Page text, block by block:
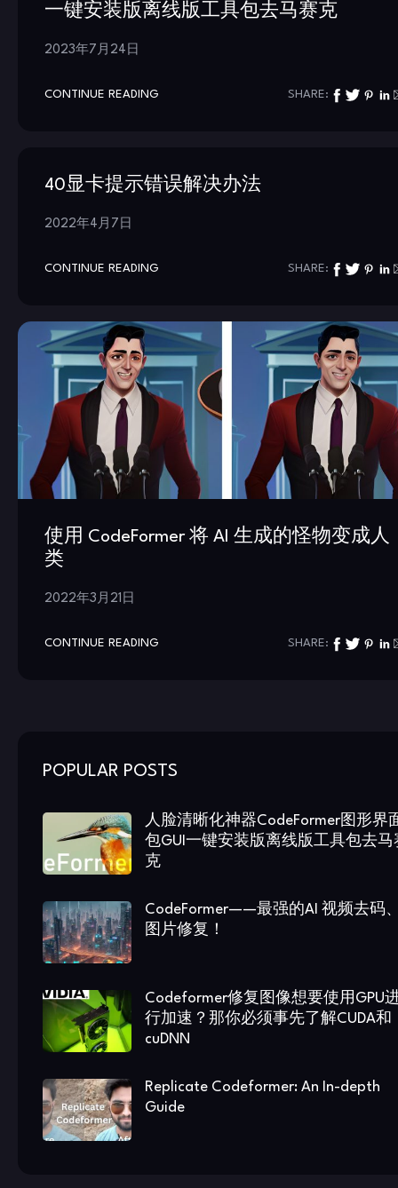
一键安装版离线版工具包去马赛克
2023年7月24日
CONTINUE READING SHARE:
40显卡提示错误解决办法
2022年4月7日
CONTINUE READING SHARE:
使用 CodeFormer 将 AI 生成的怪物变成人
类
2022年3月21日
CONTINUE READING SHARE:
POPULAR POSTS
人脸清晰化神器CodeFormer图形界
包GUI一键安装版离线版工具包去马
克
CodeFormer——最强的AI 视频去码
图片修复！
Codeformer修复图像想要使用GPU
行加速？那你必须事先了解CUDA和
cuDNN
Replicate Codeformer: An In-depth
Guide